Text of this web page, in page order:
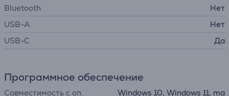
Bluetooth
Нет
USB-A
Нет
USB-C
Да
Программное обеспечение
Совместимость с оп.
Windows 10, Windows 11, ma